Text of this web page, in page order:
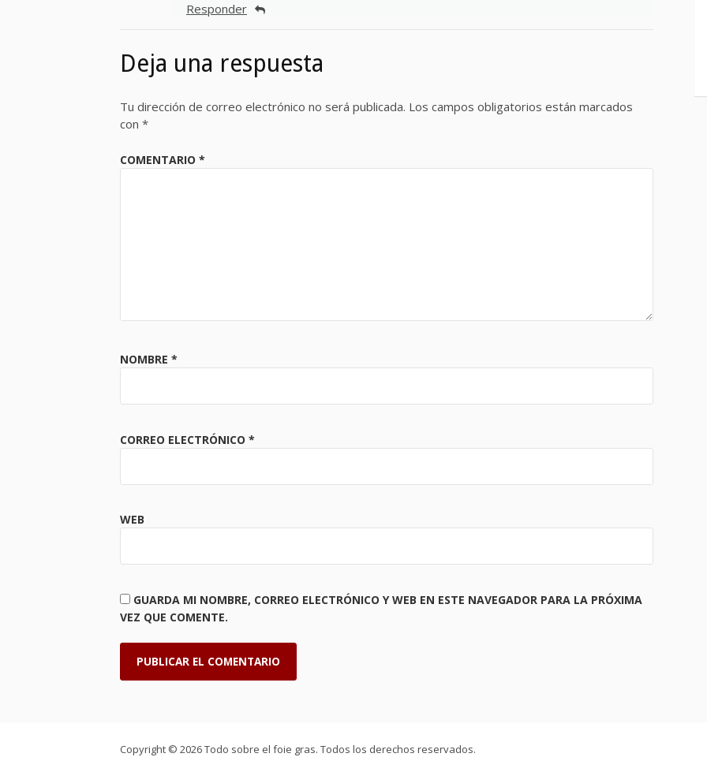
Responder
Deja una respuesta
Tu dirección de correo electrónico no será publicada. Los campos obligatorios están marcados
con *
COMENTARIO *
NOMBRE *
CORREO ELECTRÓNICO *
WEB
GUARDA MI NOMBRE, CORREO ELECTRÓNICO Y WEB EN ESTE NAVEGADOR PARA LA PRÓXIMA
VEZ QUE COMENTE.
Copyright © 2026 Todo sobre el foie gras. Todos los derechos reservados.